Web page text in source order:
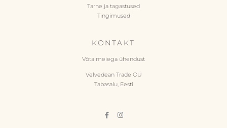
Tarne ja tagastused
Tingimused
KONTAKT
Võta meiega ühendust
Velvedean Trade OÜ
Tabasalu, Eesti